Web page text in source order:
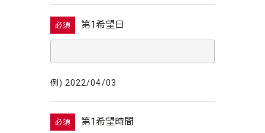
必須 第1希望日
例) 2022/04/03
必須
第1希望時間